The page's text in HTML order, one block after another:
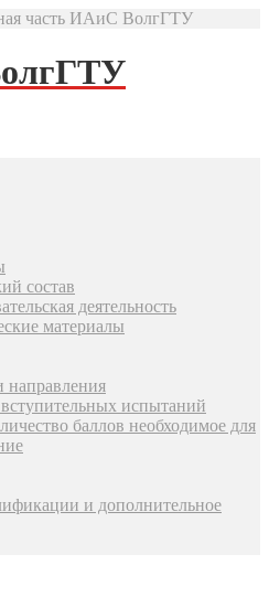
часть ИАиС ВолгГТУ
состав
деятельность
материалы
направления
испытаний
баллов необходимое для
и дополнительное